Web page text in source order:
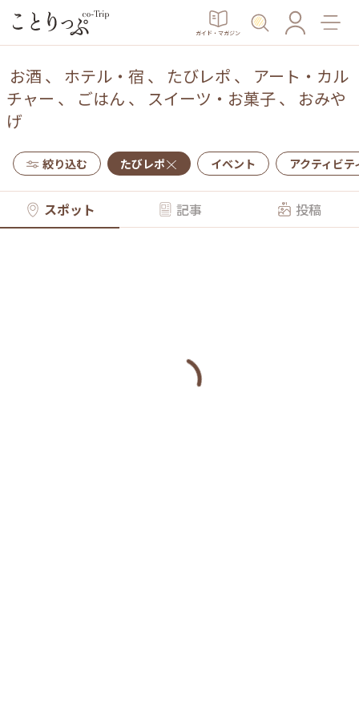
ガイド・マガジン
お酒 、 ホテル・宿 、 たびレポ 、 アート・カル
チャー 、 ごはん 、 スイーツ・お菓子、 おみや
げ
絞り込む たびレポ イベント アクティビテ
スポット 記事 投稿